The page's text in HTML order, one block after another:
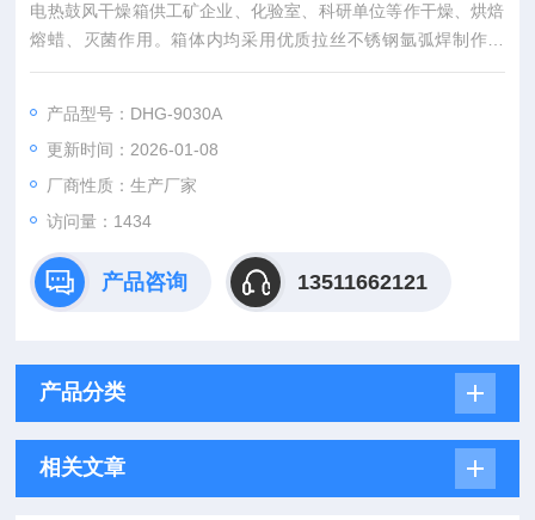
电热鼓风干燥箱供工矿企业、化验室、科研单位等作干燥、烘焙
熔蜡、灭菌作用。箱体内均采用优质拉丝不锈钢氩弧焊制作而
成，箱体外采用优质钢板，造型美观，新颖。
产品型号：DHG-9030A
更新时间：2026-01-08
厂商性质：生产厂家
访问量：1434
产品咨询 13511662121
产品分类
相关文章